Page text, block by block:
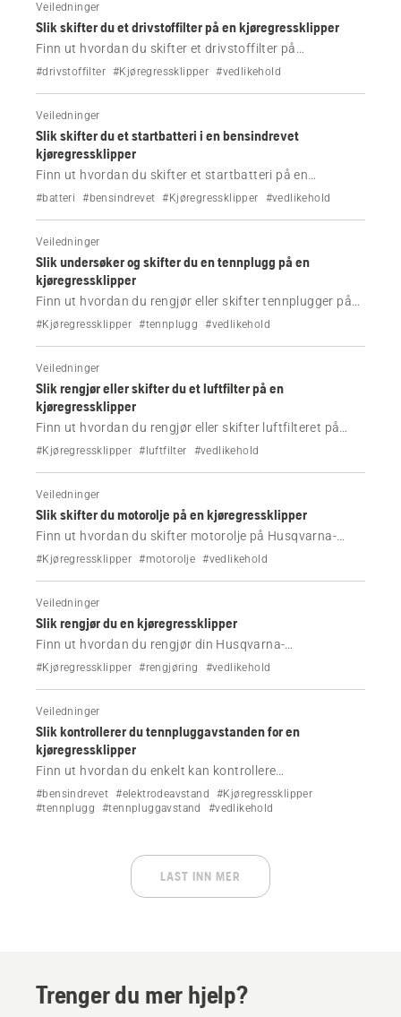
Veiledninger
Slik skifter du et drivstoffilter på en kjøregressklipper
Finn ut hvordan du skifter et drivstoffilter på
Husqvarna-kjøregressklipperen.
#drivstoffilter #Kjøregressklipper #vedlikehold
Veiledninger
Slik skifter du et startbatteri i en bensindrevet
kjøregressklipper
Finn ut hvordan du skifter et startbatteri på en
bensindrevet kjøregressklipper på bare noen få enkle
#batteri #bensindrevet #Kjøregressklipper #vedlikehold
Veiledninger
Slik undersøker og skifter du en tennplugg på en
kjøregressklipper
Finn ut hvordan du rengjør eller skifter tennplugger på
kjøregressklipperen din.
#Kjøregressklipper #tennplugg #vedlikehold
Veiledninger
Slik rengjør eller skifter du et luftfilter på en
kjøregressklipper
Finn ut hvordan du rengjør eller skifter luftfilteret på
Husqvarna-kjøregressklipperen.
#Kjøregressklipper #luftfilter #vedlikehold
Veiledninger
Slik skifter du motorolje på en kjøregressklipper
Finn ut hvordan du skifter motorolje på Husqvarna-
kjøregressklipperen.
#Kjøregressklipper #motorolje #vedlikehold
Veiledninger
Slik rengjør du en kjøregressklipper
Finn ut hvordan du rengjør din Husqvarna-
kjøregressklipper.
#Kjøregressklipper #rengjøring #vedlikehold
Veiledninger
Slik kontrollerer du tennpluggavstanden for en
kjøregressklipper
Finn ut hvordan du enkelt kan kontrollere
tennpluggavstanden for Husqvarna-kjøregressklipperen
din.
#bensindrevet #elektrodeavstand
#Kjøregressklipper
#tennplugg
#tennpluggavstand #vedlikehold
LAST INN MER
Trenger du mer hjelp?